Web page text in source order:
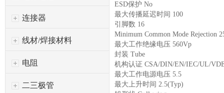
连接器
线材/焊接材料
电阻
二三极管
ESD保护 No
最大传播延迟时间 100
引脚数 16
Minimum Common Mode Rejection
最大工作绝缘电压 560Vp
封装 Tube
机构认证 CSA/DIN/EN/IEC/UL/
最大工作电源电压 5.5
最大上升时间 2.5(Typ)